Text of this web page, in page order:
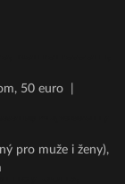
50 euro
pro muže i ženy),